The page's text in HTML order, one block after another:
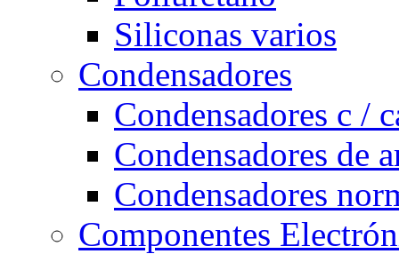
Siliconas varios
Condensadores
Condensadores c /
Condensadores de
Condensadores
Componentes